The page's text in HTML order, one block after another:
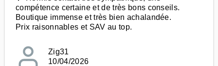
compétence certaine et de très bons conseils.
Boutique immense et très bien achalandée.
Prix raisonnables et SAV au top.
Zig31
10/04/2026